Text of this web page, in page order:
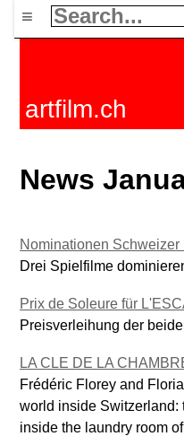
≡
artfilm.ch
News
Nominationen
Drei Spielfilme
Prix de Soleure für
Preisverleihung der
LA CLE DE LA
Frédéric Florey and
world inside Switzerland:
inside the laundry room